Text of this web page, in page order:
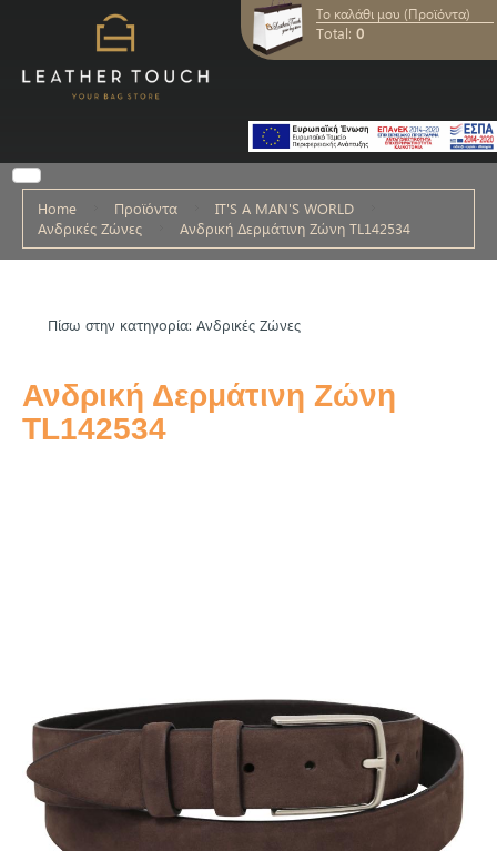
Το καλάθι μου (Προϊόντα)
Total: 0
Home Προϊόντα
IT'S A MAN'S WORLD
Ανδρικές Ζώνες
Ανδρική Δερμάτινη Ζώνη TL142534
Πίσω στην κατηγορία: Ανδρικές Ζώνες
Ανδρική Δερμάτινη Ζώνη
TL142534